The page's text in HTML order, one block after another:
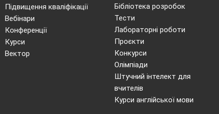
Підвищення кваліфікації
Вебінари
Конференції
Курси
Вектор
Бібліотека розробок
Тести
Лабораторні роботи
Проєкти
Конкурси
Олімпіади
Штучний інтелект для
вчителів
Курси англійської мови